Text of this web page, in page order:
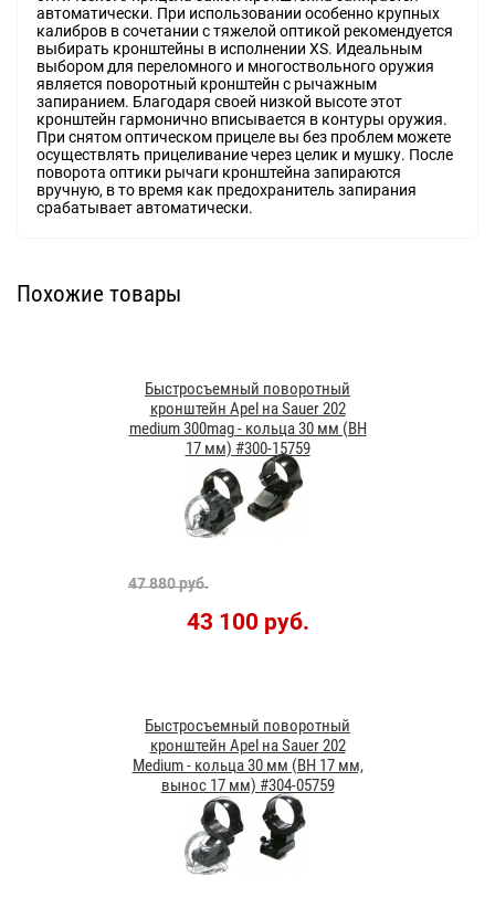
автоматически. При использовании особенно крупных
калибров в сочетании с тяжелой оптикой рекомендуется
выбирать кронштейны в исполнении XS. Идеальным
выбором для переломного и многоствольного оружия
является поворотный кронштейн с рычажным
запиранием. Благодаря своей низкой высоте этот
кронштейн гармонично вписывается в контуры оружия.
При снятом оптическом прицеле вы без проблем можете
осуществлять прицеливание через целик и мушку. После
поворота оптики рычаги кронштейна запираются
вручную, в то время как предохранитель запирания
срабатывает автоматически.
Похожие товары
Быстросъемный поворотный
кронштейн Apel на Sauer 202
medium 300mag - кольца 30 мм (BH
17 мм) #300-15759
47 880 руб.
43 100 руб.
Быстросъемный поворотный
кронштейн Apel на Sauer 202
Medium - кольца 30 мм (BH 17 мм,
вынос 17 мм) #304-05759